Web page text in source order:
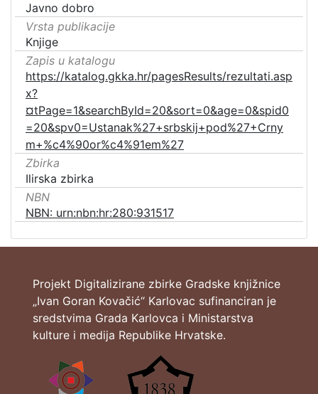
Javno dobro
Vrsta publikacije
Knjige
Zapis u katalogu
https://katalog.gkka.hr/pagesResults/rezultati.asp
x?
¤tPage=1&searchById=20&sort=0&age=0&spid0
=20&spv0=Ustanak%27+srbskij+pod%27+Crny
m+%c4%90or%c4%91em%27
Zbirka
Ilirska zbirka
NBN
NBN: urn:nbn:hr:280:931517
Projekt Digitalizirane zbirke Gradske knjižnice
„Ivan Goran Kovačić“ Karlovac sufinanciran je
sredstvima Grada Karlovca i Ministarstva
kulture i medija Republike Hrvatske.